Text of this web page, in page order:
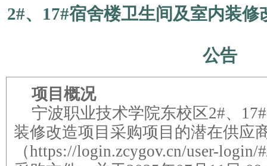
2#、17#宿舍楼卫生间及室内装
公告
项目概况
宁波职业技术学院东校区2#、
装修改造项目 采购项目的潜在供应
（https://login.zcygov.cn/user-login/